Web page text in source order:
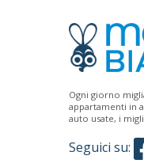
Ogni giorno
appartamenti in
auto usate, i
Seguici su: